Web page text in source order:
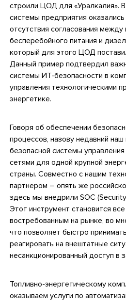
строили ЦОД для «Уралкалия».
системы предприятия
отсутствия согласования между
бесперебойного питания и
который для этого ЦОД
Данный пример подтвердил
системы ИТ-безопасности в
управления технологическими
энергетике.
Говоря об обеспечении
процессов, назову недавний
безопасной системы
сетями для одной крупной
страны. Совместно с нашим
партнером – опять же
здесь мы внедрили SOC
Этот инструмент становится
востребованным на рынке, во
что позволяет быстро
реагировать на внештатные
несанкционированный доступ в
Топливно-энергетическому
оказываем услуги по